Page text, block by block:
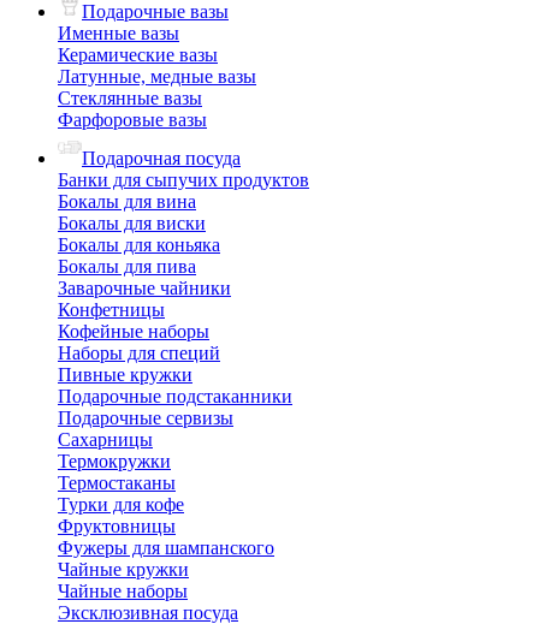
Подарочные вазы
Именные вазы
Керамические вазы
Латунные, медные вазы
Стеклянные вазы
Фарфоровые вазы
Подарочная посуда
Банки для сыпучих продуктов
Бокалы для вина
Бокалы для виски
Бокалы для коньяка
Бокалы для пива
Заварочные чайники
Конфетницы
Кофейные наборы
Наборы для специй
Пивные кружки
Подарочные подстаканники
Подарочные сервизы
Сахарницы
Термокружки
Термостаканы
Турки для кофе
Фруктовницы
Фужеры для шампанского
Чайные кружки
Чайные наборы
Эксклюзивная посуда